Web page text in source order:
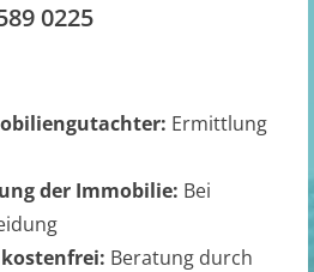
0225
Ermittlung
der Immobilie: Bei
Beratung durch